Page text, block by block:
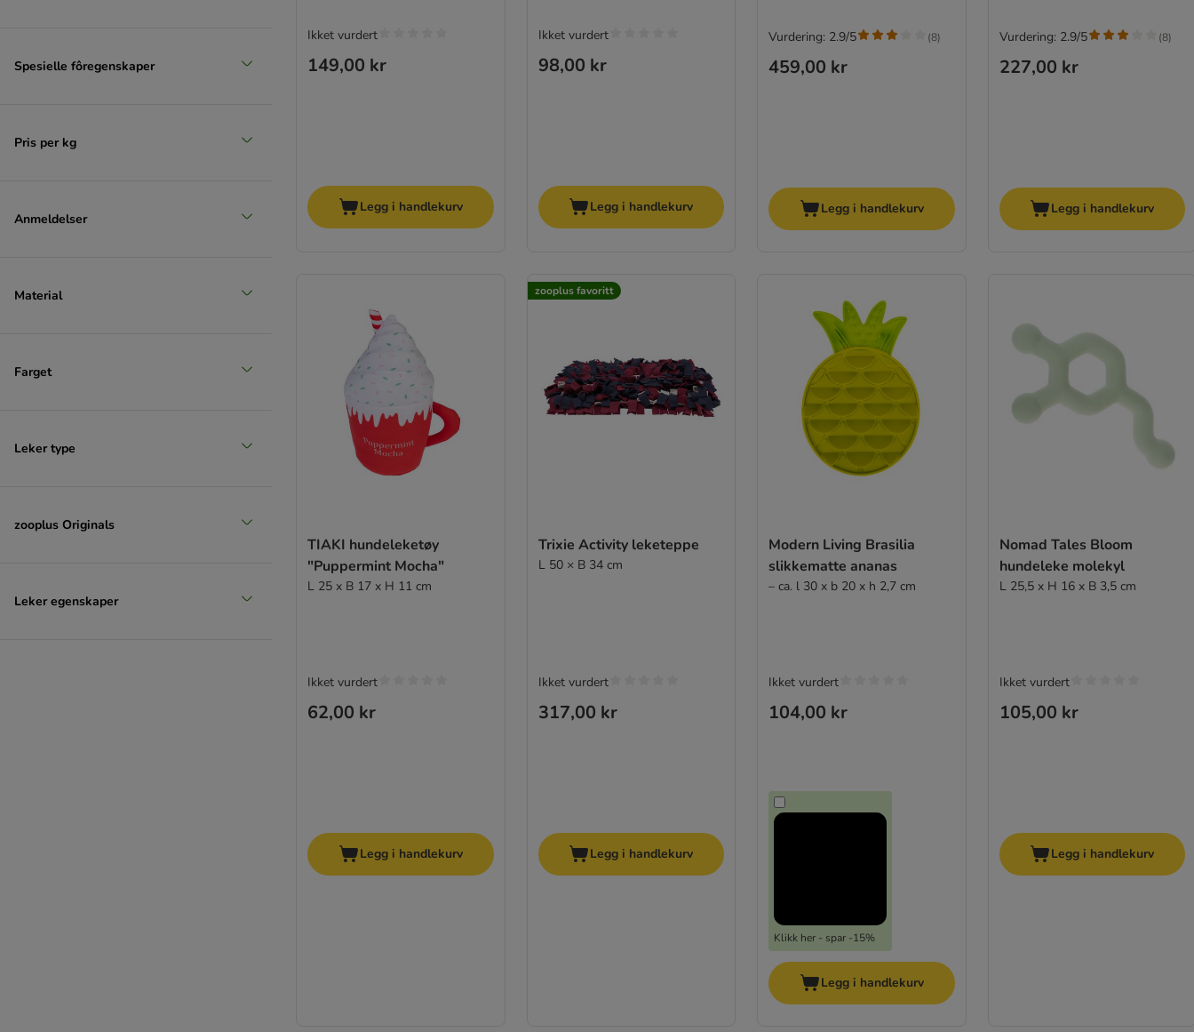
Spesielle fôregenskaper
Pris per kg
Anmeldelser
Material
Farget
Leker type
zooplus Originals
Leker egenskaper
149,00 kr
Ikket vurdert
Legg i handlekurv
98,00 kr
Ikket vurdert
Legg i handlekurv
459,00 kr
Vurdering: 2.9/5 (8)
Legg i handlekurv
227,00 kr
Vurdering: 2.9/5 (8)
Legg i handlekurv
TIAKI hundeleketøy
"Puppermint Mocha"
L 25 x B 17 x H 11 cm
62,00 kr
Ikket vurdert
Legg i handlekurv
zooplus favoritt
Trixie Activity leketeppe
L 50 × B 34 cm
317,00 kr
Ikket vurdert
Legg i handlekurv
Modern Living Brasilia
slikkematte ananas
– ca. l 30 x b 20 x h 2,7 cm
104,00 kr
Klikk her - spar -15%
Ikket vurdert
Legg i handlekurv
Nomad Tales Bloom
hundeleke molekyl
L 25,5 x H 16 x B 3,5 cm
105,00 kr
Ikket vurdert
Legg i handlekurv